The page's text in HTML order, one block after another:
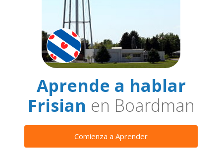
Aprende a hablar
Frisian en Boardman
Comienza a Aprender